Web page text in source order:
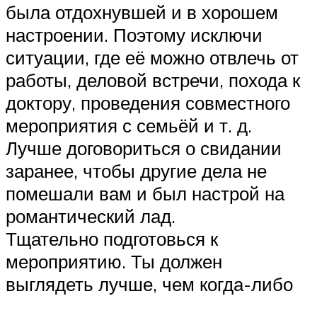
была отдохнувшей и в хорошем
настроении. Поэтому исключи
ситуации, где её можно отвлечь от
работы, деловой встречи, похода к
доктору, проведения совместного
мероприятия с семьёй и т. д.
Лучше договориться о свидании
заранее, чтобы другие дела не
помешали вам и был настрой на
романтический лад.
Тщательно подготовься к
мероприятию. Ты должен
выглядеть лучше, чем когда-либо